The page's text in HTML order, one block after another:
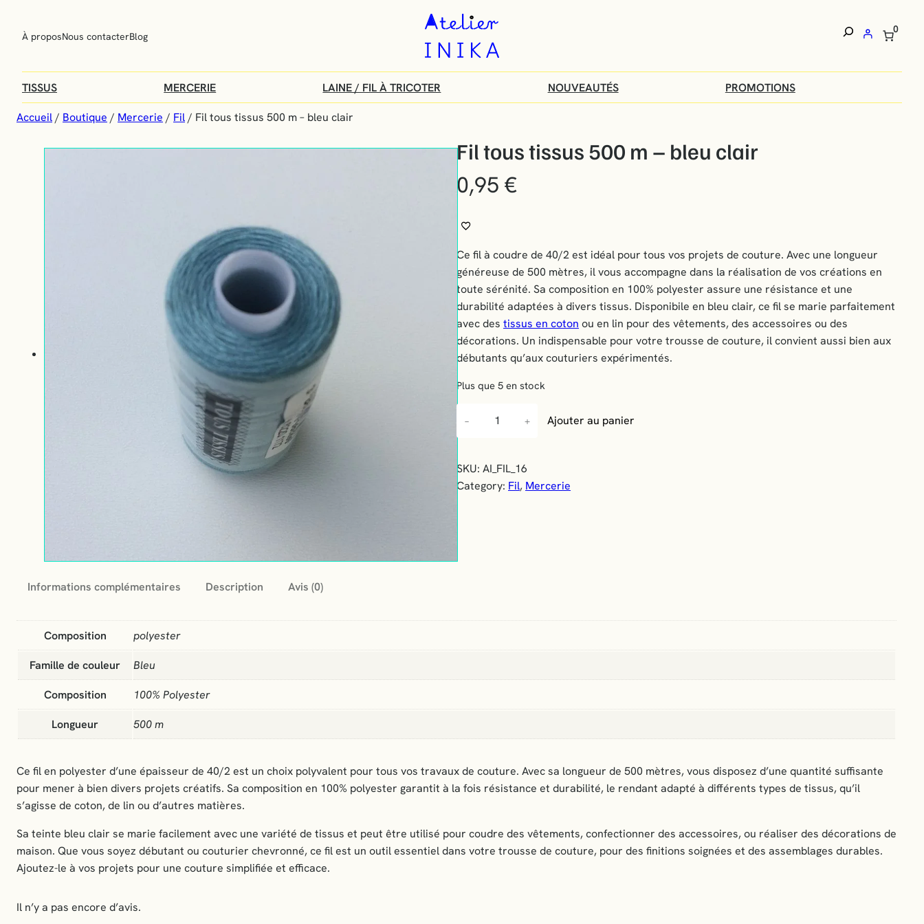
À proposNous contacterBlog
Atelier
Inika
Vente
de
au
mètre
ligne
Recherche 0
TISSUS MERCERIE LAINE / FIL À TRICOTER NOUVEAUTÉS PROMOTIONS
Accueil/ Boutique / Mercerie / Fil/ Fil tous tissus 500 m – bleu clair
Fil tous tissus 500 m – bleu clair
0,95 €
Ce fil à coudre de 40/2 est idéal pour tous vos projets de couture. Avec une longueur
généreuse de 500 mètres, il vous accompagne dans la réalisation de vos créations en
toute sérénité. Sa composition en 100% polyester assure une résistance et une
durabilité adaptées à divers tissus. Disponibile en bleu clair, ce fil se marie parfaitement
avec des tissus en coton ou en lin pour des vêtements, des accessoires ou des
décorations. Un indispensable pour votre trousse de couture, il convient aussi bien aux
débutants qu’aux couturiers expérimentés.
Plus que 5 en stock
n
t
e
l
o
s
u
s
0
m
− + Ajouter au panier
SKU: AI_FIL_16
Category: Fil, Mercerie
Informations complémentaires Description Avis (0)
Composition polyester
Famille de couleur Bleu
Composition 100% Polyester
Longueur 500 m
Ce fil en polyester d’une épaisseur de 40/2 est un choix polyvalent pour tous vos travaux de couture. Avec sa longueur de 500 mètres, vous disposez d’une quantité suffisante
pour mener à bien divers projets créatifs. Sa composition en 100% polyester garantit à la fois résistance et durabilité, le rendant adapté à différents types de tissus, qu’il
s’agisse de coton, de lin ou d’autres matières.
Sa teinte bleu clair se marie facilement avec une variété de tissus et peut être utilisé pour coudre des vêtements, confectionner des accessoires, ou réaliser des décorations de
maison. Que vous soyez débutant ou couturier chevronné, ce fil est un outil essentiel dans votre trousse de couture, pour des finitions soignées et des assemblages durables.
Ajoutez-le à vos projets pour une couture simplifiée et efficace.
Il n’y a pas encore d’avis.